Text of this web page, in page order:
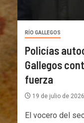
RÍO GALLEGOS
Policías
Gallegos
fuerza
19 de julio de 2026
El vocero del